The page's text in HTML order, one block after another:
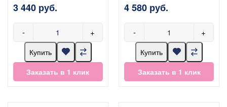
3 440 руб.
- +
Купить
Заказать в 1 клик
4 580 руб.
- +
Купить
Заказать в 1 клик